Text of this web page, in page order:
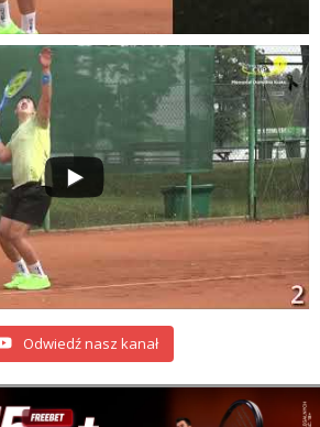
Odwiedź nasz kanał